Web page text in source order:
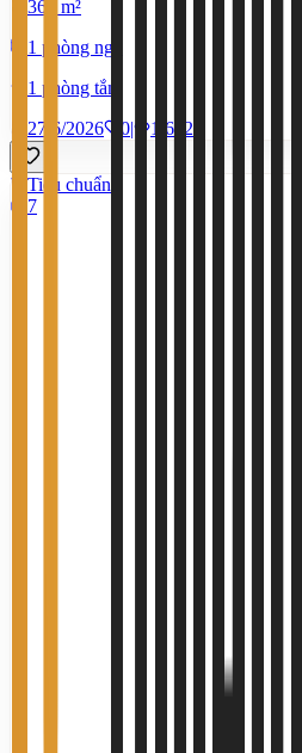
360 m²
1 phòng ngủ
1 phòng tắm
27/6/2026
0| 1.622
Tiêu chuẩn
7